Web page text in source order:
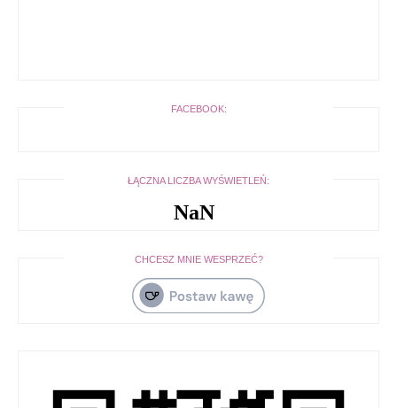
FACEBOOK:
ŁĄCZNA LICZBA WYŚWIETLEŃ:
NaN
CHCESZ MNIE WESPRZEĆ?